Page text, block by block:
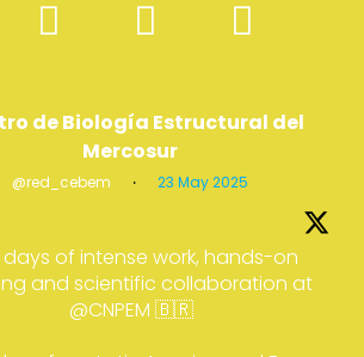
de Biología Estructural del
Mercosur
@red_cebem · 23 May 2025
days of intense work, hands-on
and scientific collaboration at
@CNPEM 🇧🇷